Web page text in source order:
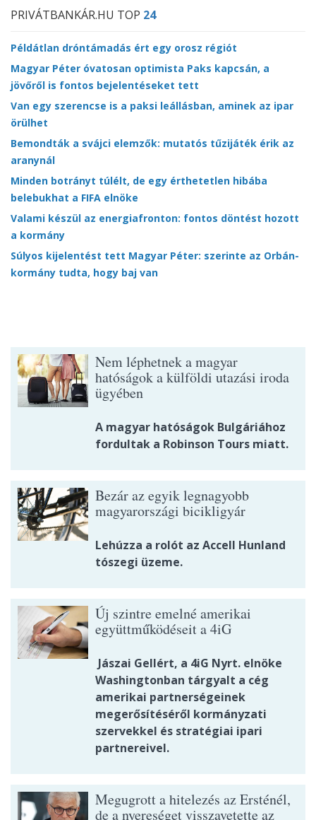
PRIVÁTBANKÁR.HU TOP 24
Példátlan dróntámadás ért egy orosz régiót
Magyar Péter óvatosan optimista Paks kapcsán, a
jövőről is fontos bejelentéseket tett
Van egy szerencse is a paksi leállásban, aminek az ipar
örülhet
Bemondták a svájci elemzők: mutatós tűzijáték érik az
aranynál
Minden botrányt túlélt, de egy érthetetlen hibába
belebukhat a FIFA elnöke
Valami készül az energiafronton: fontos döntést hozott
a kormány
Súlyos kijelentést tett Magyar Péter: szerinte az Orbán-
kormány tudta, hogy baj van
Nem léphetnek a magyar
hatóságok a külföldi utazási iroda
ügyében
A magyar hatóságok Bulgáriához
fordultak a Robinson Tours miatt.
Bezár az egyik legnagyobb
magyarországi bicikligyár
Lehúzza a rolót az Accell Hunland
tószegi üzeme.
Új szintre emelné amerikai
együttműködéseit a 4iG
Jászai Gellért, a 4iG Nyrt. elnöke
Washingtonban tárgyalt a cég
amerikai partnerségeinek
megerősítéséről kormányzati
szervekkel és stratégiai ipari
partnereivel.
Megugrott a hitelezés az Ersténél,
de a nyereséget visszavetette az